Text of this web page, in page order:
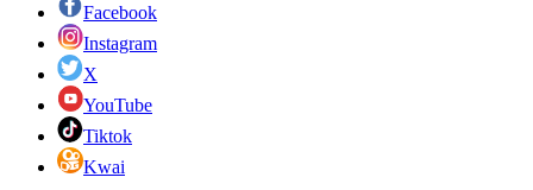
Facebook
Instagram
X
YouTube
Tiktok
Kwai